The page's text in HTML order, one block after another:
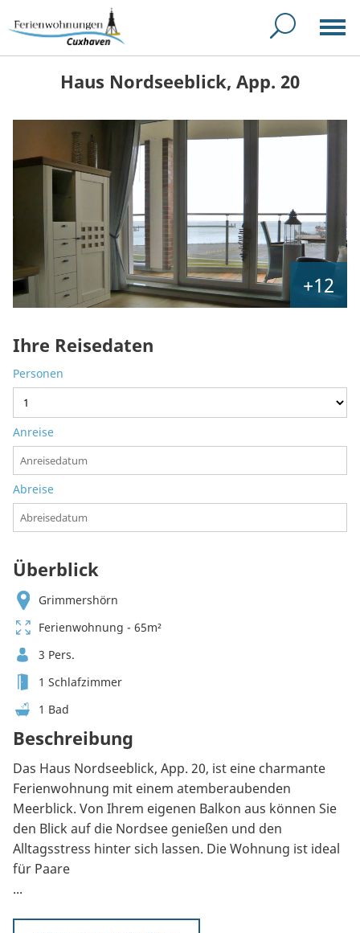
Haus Nordseeblick, App. 20
+12
Ihre Reisedaten
Personen
Anreise
Abreise
Überblick
Grimmershörn
Ferienwohnung - 65m²
3 Pers.
1 Schlafzimmer
1 Bad
Beschreibung
Das Haus Nordseeblick, App. 20, ist eine charmante
Ferienwohnung mit einem atemberaubenden
Meerblick. Von Ihrem eigenen Balkon aus können Sie
den Blick auf die Nordsee genießen und den
Alltagsstress hinter sich lassen. Die Wohnung ist ideal
für Paare
...